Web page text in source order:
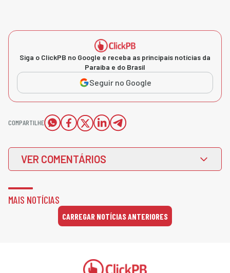
Siga o ClickPB no Google e receba as principais notícias da
Paraíba e do Brasil
Seguir no Google
COMPARTILHE
VER COMENTÁRIOS
MAIS NOTÍCIAS
CARREGAR NOTÍCIAS ANTERIORES